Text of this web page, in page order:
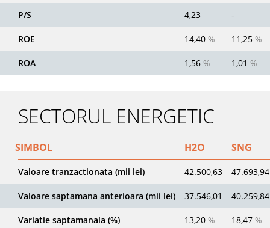
P/S 4,23 -
ROE 14,40 % 11,25 %
ROA 1,56 % 1,01 %
SECTORUL ENERGETIC
SIMBOL H2O SNG
Valoare tranzactionata (mii lei) 42.500,63 47.693,94
Valoare saptamana anterioara (mii lei) 37.546,01 40.259,84
Variatie saptamanala (%) 13,20 % 18,47 %